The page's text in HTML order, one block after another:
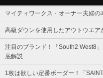
マイティワークス・オーナー夫婦の
高級ダウンを使用したアウトウエ
注目のブランド！「South2 West8
底解説
1枚は欲しい定番ボーダー！「